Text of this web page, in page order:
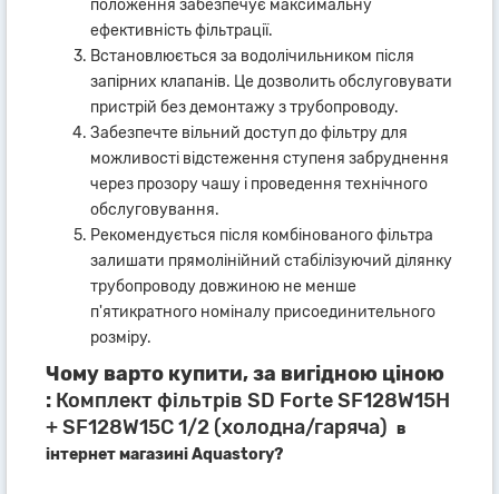
положення забезпечує максимальну
ефективність фільтрації.
Встановлюється за водолічильником після
запірних клапанів. Це дозволить обслуговувати
пристрій без демонтажу з трубопроводу.
Забезпечте вільний доступ до фільтру для
можливості відстеження ступеня забруднення
через прозору чашу і проведення технічного
обслуговування.
Рекомендується після комбінованого фільтра
залишати прямолінійний стабілізуючий ділянку
трубопроводу довжиною не менше
п'ятикратного номіналу присоединительного
розміру.
Чому варто купити, за вигідною ціною
: Комплект фільтрів SD Forte SF128W15H
+ SF128W15C 1/2 (холодна/гаряча) в
інтернет магазині Aquastory?